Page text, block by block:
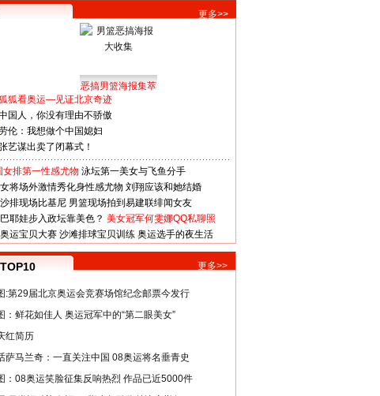
更多>>
恶搞男篮海报集萃
狐看奥运—见证北京奇迹
国人，你没有理由不骄傲
伦：我想做个中国媳妇
艺谋出卖了闭幕式！
女排第一性感尤物 泳坛第一美女与飞鱼分手
将场外激情秀化身性感尤物 刘翔应该和她结婚
排现场比基尼 男篮现场拍到易建联绯闻女友
耶娃步入政坛靠美色？ 美女冠军何雯娜QQ私聊照
运宝贝大赛 沙滩排球宝贝训练 奥运选手的夜生活
更多>>
:第29届北京奥运会竞赛场馆纪念邮票今发行
：鲜花如佳人 奥运冠军中的“第二眼美女”
红简历
萨马兰奇：一直关注中国 08奥运将名垂青史
：08奥运笑脸征集反响热烈 作品已近5000件